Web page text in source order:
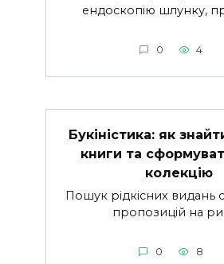
ендоскопію шлунку,
0 4
Букіністика: як
книги та
колекцію
Пошук рідкісних видань
пропозицій на
0 8